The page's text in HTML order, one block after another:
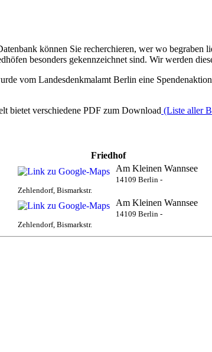
können Sie recherchieren, wer wo
besonders gekennzeichnet sind. Wir werden
vom Landesdenkmalamt Berlin eine
bietet verschiedene PDF zum Download (Liste aller
Friedhof
Am Kleinen Wannsee
14109 Berlin -
Zehlendorf, Bismarkstr.
Am Kleinen Wannsee
14109 Berlin -
Zehlendorf, Bismarkstr.